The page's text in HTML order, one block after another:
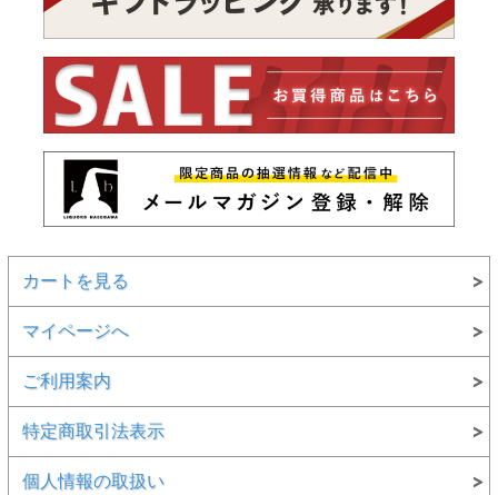
カートを見る
マイページへ
ご利用案内
特定商取引法表示
個人情報の取扱い